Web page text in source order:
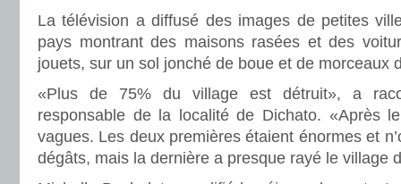
La télévision a diffusé des images de petites
pays montrant des maisons rasées et des
jouets, sur un sol jonché de boue et de morceaux
«Plus de 75% du village est détruit», a
responsable de la localité de Dichato. «Après
vagues. Les deux premières étaient énormes et
dégâts, mais la dernière a presque rayé le village